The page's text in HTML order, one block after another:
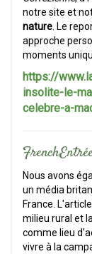
notre site et
nature. Le
approche
moments
https://
insolite-le-
celebre-a-
Nous avons
un média
France.
milieu rural et
comme lieu
vivre à la